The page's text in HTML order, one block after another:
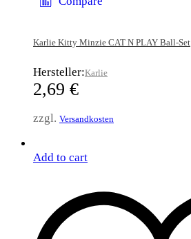
Karlie Kitty Minzie CAT N PLAY Ball-Set
Hersteller:Karlie
2,69 €
zzgl. Versandkosten
Add to cart